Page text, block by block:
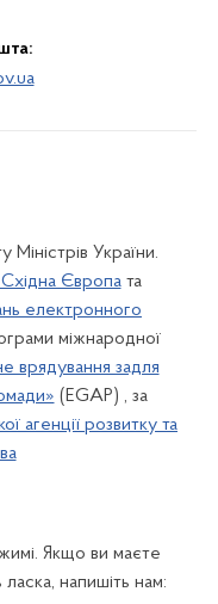
Міністрів України.
Європата
електронного
міжнародної
врядування задля
(EGAP) , за
агенції розвитку та
Якщо ви маєте
напишіть нам: